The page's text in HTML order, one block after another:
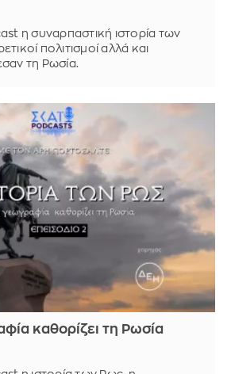
η συναρπαστική ιστορία των
πολιτισμοί αλλά και
τη Ρωσία.
καθορίζει τη Ρωσία